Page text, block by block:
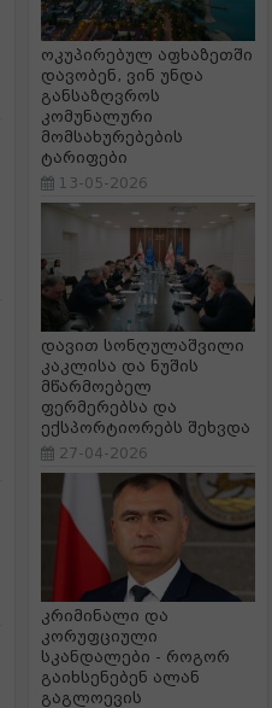
ოკუპირებულ აფხაზეთში
დავობენ, ვინ უნდა
განსაზღვროს
კომუნალური
მომსახურებების
ტარიფები
13-05-2026
დავით სონღულაშვილი
კაკლისა და ნუშის
მწარმოებელ
ფერმერებსა და
ექსპორტიორებს შეხვდა
27-04-2026
კრიმინალი და
კორუფციული
სკანდალები - როგორ
გაიხსენებენ ალან
გაგლოევის